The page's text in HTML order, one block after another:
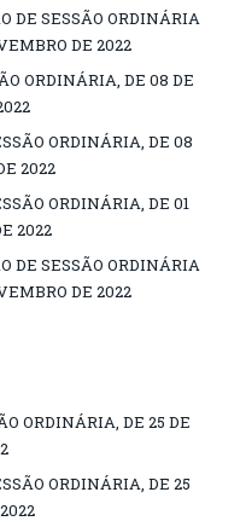
DE SESSÃO ORDINÁRIA
DE 2022
ORDINÁRIA, DE 08 DE
ORDINÁRIA, DE 08
2022
ORDINÁRIA, DE 01
2022
DE SESSÃO ORDINÁRIA
DE 2022
ORDINÁRIA, DE 25 DE
ORDINÁRIA, DE 25